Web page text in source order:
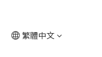
繁體中文